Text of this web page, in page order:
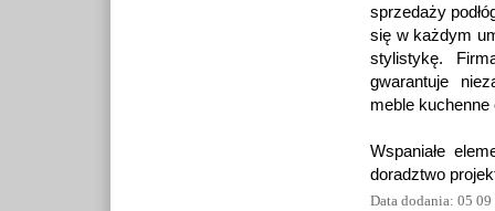
sprzedaży
się w każdym
stylistykę.
gwarantuje
meble kuchenne
Wspaniałe
doradztwo
Data dodania: 05